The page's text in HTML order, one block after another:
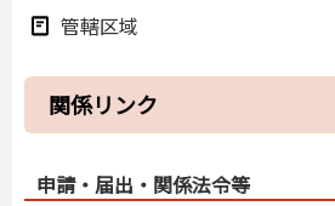
管轄区域
関係リンク
申請・届出・関係法令等